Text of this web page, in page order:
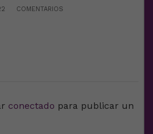
COMENTARIOS
conectado para publicar un